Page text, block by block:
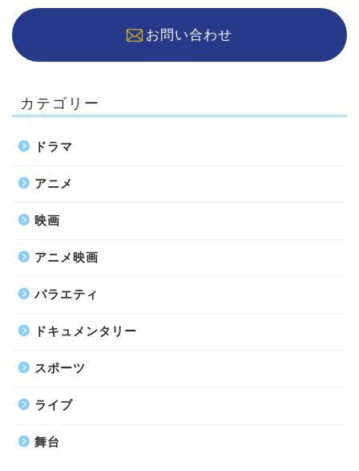
お問い合わせ
カテゴリー
ドラマ
アニメ
映画
アニメ映画
バラエティ
ドキュメンタリー
スポーツ
ライブ
舞台